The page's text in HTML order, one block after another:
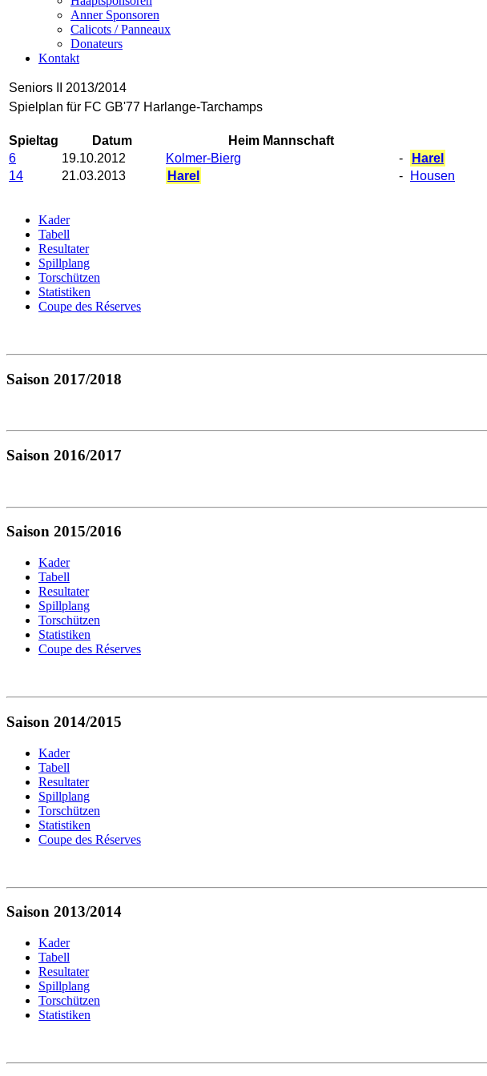
Anner Sponsoren
Calicots / Panneaux
Donateurs
Kontakt
Seniors II 2013/2014
Spielplan für FC GB'77 Harlange-Tarchamps
Spieltag Datum Heim Mannschaft
6
19.10.2012 Kolmer-Bierg - Harel
14
21.03.2013 Harel - Housen
Kader
Tabell
Resultater
Spillplang
Torschützen
Statistiken
Coupe des Réserves
Saison 2017/2018
Saison 2016/2017
Saison 2015/2016
Kader
Tabell
Resultater
Spillplang
Torschützen
Statistiken
Coupe des Réserves
Saison 2014/2015
Kader
Tabell
Resultater
Spillplang
Torschützen
Statistiken
Coupe des Réserves
Saison 2013/2014
Kader
Tabell
Resultater
Spillplang
Torschützen
Statistiken